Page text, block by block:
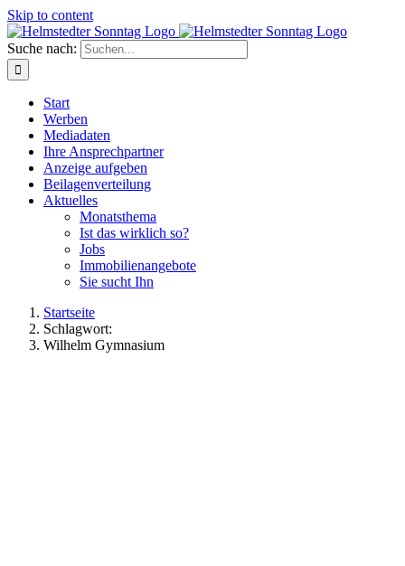
Skip to content
Suche nach:
Start
Werben
Mediadaten
Ihre Ansprechpartner
Anzeige aufgeben
Beilagenverteilung
Aktuelles
Monatsthema
Ist das wirklich so?
Jobs
Immobilienangebote
Sie sucht Ihn
Startseite
Schlagwort:
Wilhelm Gymnasium